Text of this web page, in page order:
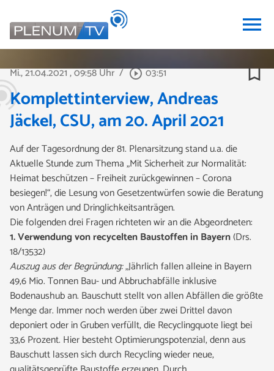
menu
Mi., 21.04.2021, 09:58 Uhr / play_circle_outline03:51 bookmark_border
Komplettinterview, Andreas
Jäckel, CSU, am 20. April 2021
Auf der Tagesordnung der 81. Plenarsitzung stand u.a. die
Aktuelle Stunde zum Thema „Mit Sicherheit zur Normalität:
Heimat beschützen – Freiheit zurückgewinnen – Corona
besiegen!“, die Lesung von Gesetzentwürfen sowie die Beratung
von Anträgen und Dringlichkeitsanträgen.
Die folgenden drei Fragenrichteten wir an die Abgeordneten:
1. Verwendung von recycelten Baustoffen in Bayern(Drs.
18/13532)
Auszug aus der Begründung:„Jährlich fallen alleine in Bayern
49,6 Mio. Tonnen Bau- und Abbruchabfälle inklusive
Bodenaushub an. Bauschutt stellt von allen Abfällen die größte
Menge dar. Immer noch werden über zwei Drittel davon
deponiert oder in Gruben verfüllt, die Recyclingquote liegt bei
33,6 Prozent. Hier besteht Optimierungspotenzial, denn aus
Bauschutt lassen sich durch Recycling wieder neue,